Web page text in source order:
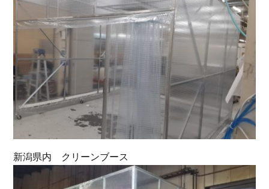
新潟県内 クリーンブース